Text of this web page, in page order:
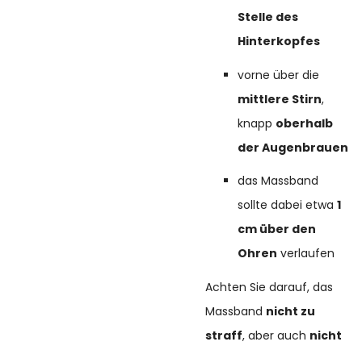
Stelle des
Hinterkopfes
vorne über die
mittlere Stirn,
knapp oberhalb
der Augenbrauen
das Massband
sollte dabei etwa1
cm über den
Ohren verlaufen
Achten Sie darauf, das
Massband nicht zu
straff, aber auch nicht